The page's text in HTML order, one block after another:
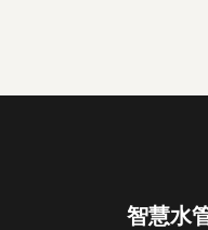
智慧水